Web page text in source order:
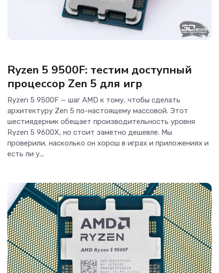
Ryzen 5 9500F: тестим доступный
процессор Zen 5 для игр
Ryzen 5 9500F — шаг AMD к тому, чтобы сделать
архитектуру Zen 5 по-настоящему массовой. Этот
шестиядерник обещает производительность уровня
Ryzen 5 9600X, но стоит заметно дешевле. Мы
проверили, насколько он хорош в играх и приложениях и
есть ли у...